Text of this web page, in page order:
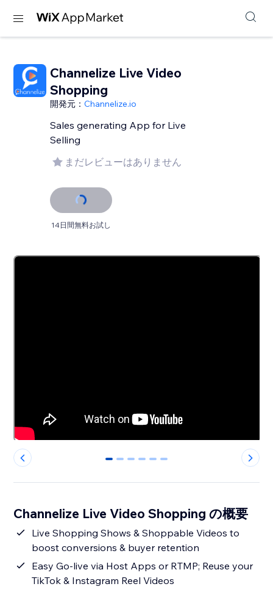
Channelize Live Video
Shopping
開発元：Channelize.io
Sales generating App for Live
Selling
まだレビューはありません
14日間無料お試し
0 1 2 3 4 5
Channelize Live Video Shopping の概要
Live Shopping Shows & Shoppable Videos to
boost conversions & buyer retention
Easy Go-live via Host Apps or RTMP; Reuse your
TikTok & Instagram Reel Videos